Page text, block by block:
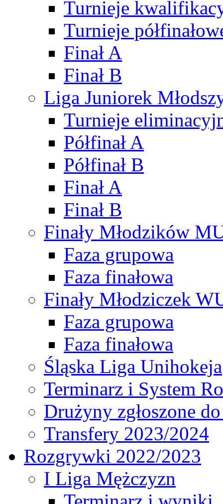
Turnieje
Turnieje
Finał A
Finał B
Liga Juniorek
Turnieje
Półfinał A
Półfinał B
Finał A
Finał B
Finały Młodzików
Faza grupowa
Faza finałowa
Finały Młodziczek
Faza grupowa
Faza finałowa
Śląska Liga Unihokeja
Terminarz i System
Drużyny zgłoszone
Transfery 2023/2024
Rozgrywki 2022/2023
I Liga Mężczyzn